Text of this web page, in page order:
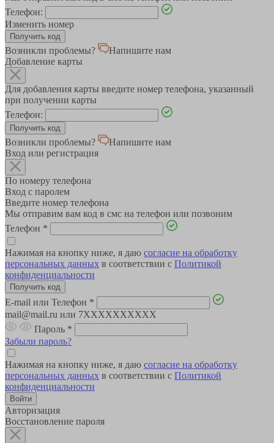
Телефон:
Изменить номер
Возникли проблемы?
Напишите нам
Добавление карты
Для добавления карты введите номер телефона, указанный
при получении карты
Телефон:
Возникли проблемы?
Напишите нам
Вход или регистрация
По номеру телефона
Вход с паролем
Введите номер телефона
Мы отправим вам код в смс на телефон или позвоним
Телефон *
Нажимая на кнопку ниже, я даю согласие на обработку
персональных данных в соответствии с Политикой
конфиденциальности
E-mail или Телефон *
mail@mail.ru или 7XXXXXXXXXX
Пароль *
Забыли пароль?
Нажимая на кнопку ниже, я даю согласие на обработку
персональных данных в соответствии с Политикой
конфиденциальности
Авторизация
Восстановление пароля